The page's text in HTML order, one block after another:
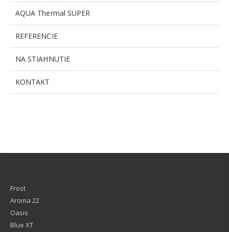
AQUA Thermal SUPER
REFERENCIE
NA STIAHNUTIE
KONTAKT
Frost
Aroma 22
Oasis
Blue XT